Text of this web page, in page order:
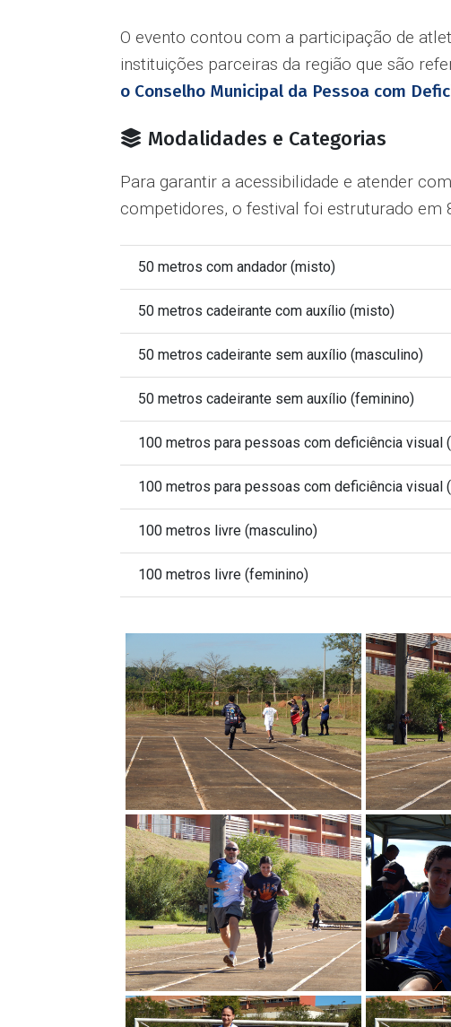
O evento contou com a participação de
instituições parceiras da região que são
o Conselho Municipal da Pessoa com
Modalidades e Categorias
Para garantir a acessibilidade e atender
competidores, o festival foi estruturado em
50 metros com andador (misto)
50 metros cadeirante com auxílio (misto)
50 metros cadeirante sem auxílio (masculino)
50 metros cadeirante sem auxílio (feminino)
100 metros para pessoas com deficiência visual
100 metros para pessoas com deficiência visual
100 metros livre (masculino)
100 metros livre (feminino)